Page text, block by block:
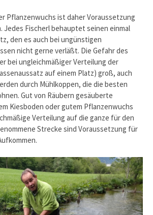
Pflanzenwuchs ist daher Voraussetzung
Jedes Fischerl behauptet seinen einmal
den es auch bei ungünstigen
nicht gerne verläßt. Die Gefahr des
bei ungleichmäßiger Verteilung der
auf einem Platz) groß, auch
durch Mühlkoppen, die die besten
Gut von Räubern gesäuberte
Kiesboden oder gutem Pflanzenwuchs
Verteilung auf die ganze für den
Strecke sind Voraussetzung für